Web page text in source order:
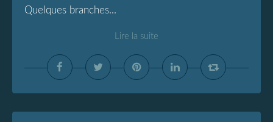
Quelques branches...
Lire la suite